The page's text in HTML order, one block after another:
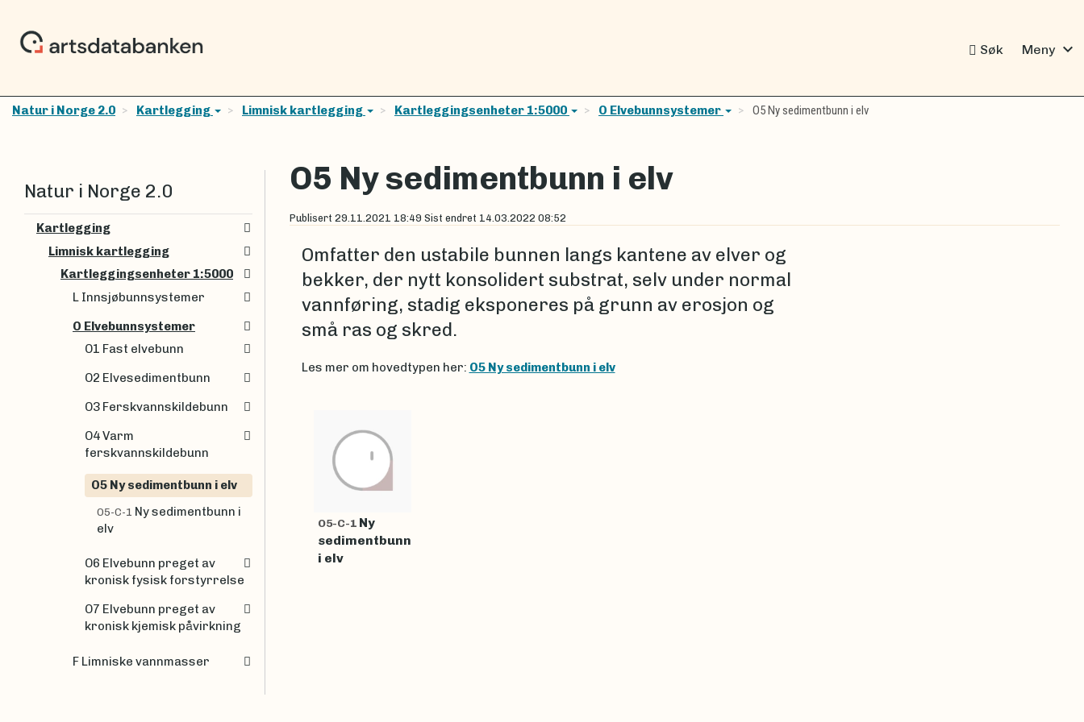
Søk Meny expand_more
Natur i Norge 2.0 Kartlegging Limnisk kartlegging Kartleggingsenheter 1:5000 O Elvebunnsystemer O5 Ny sedimentbunn i elv
O5 Ny sedimentbunn i elv
Publisert 29.11.2021 18:49 Sist endret 14.03.2022 08:52
Omfatter den ustabile bunnen langs kantene av elver og
bekker, der nytt konsolidert substrat, selv under normal
vannføring, stadig eksponeres på grunn av erosjon og
små ras og skred.
Les mer om hovedtypen her: O5 Ny sedimentbunn i elv
O5-C-1 Ny
sedimentbunn
i elv
Natur i Norge 2.0
Kartlegging
Limnisk kartlegging
Kartleggingsenheter 1:5000
L Innsjøbunnsystemer
O Elvebunnsystemer
O1 Fast elvebunn
O2 Elvesedimentbunn
O3 Ferskvannskildebunn
O4 Varm
ferskvannskildebunn
O5 Ny sedimentbunn i elv
O5-C-1 Ny sedimentbunn i
elv
O6 Elvebunn preget av
kronisk fysisk forstyrrelse
O7 Elvebunn preget av
kronisk kjemisk påvirkning
F Limniske vannmasser